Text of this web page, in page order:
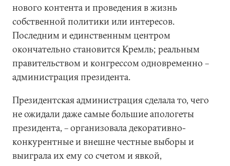
нового контента и проведения в жизнь
собственной политики или интересов.
Последним и единственным центром
окончательно становится Кремль; реальным
правительством и конгрессом одновременно –
администрация президента.
Президентская администрация сделала то, чего
не ожидали даже самые большие апологеты
президента, – организовала декоративно-
конкурентные и внешне честные выборы и
выиграла их ему со счетом и явкой,